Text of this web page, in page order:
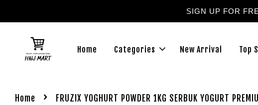
SIGN UP FOR
Home Categories New Arrival Top
Home › FRUZIX YOGHURT POWDER 1KG SERBUK YOGURT